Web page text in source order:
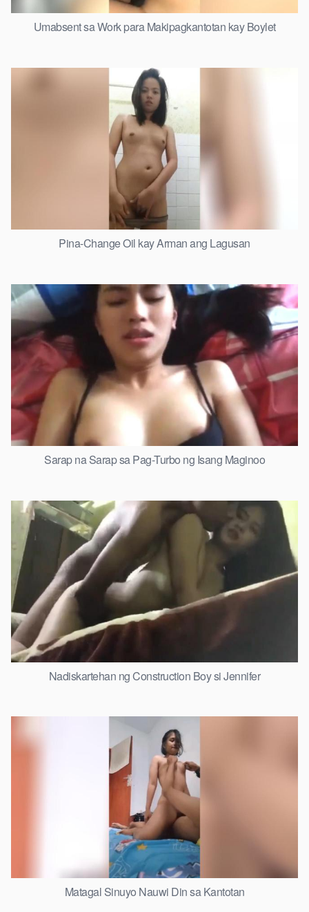
Umabsent sa Work para Makipagkantotan kay Boylet
Pina-Change Oil kay Arman ang Lagusan
Sarap na Sarap sa Pag-Turbo ng Isang Maginoo
Nadiskartehan ng Construction Boy si Jennifer
Matagal Sinuyo Nauwi Din sa Kantotan